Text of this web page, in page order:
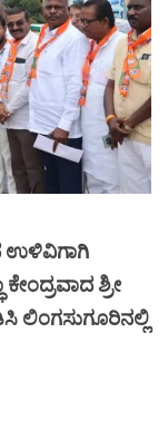
ಉಳಿವಿಗಾಗಿ
ಶ್ರೀ
ಲಿಂಗಸುಗೂರಿನಲ್ಲಿ